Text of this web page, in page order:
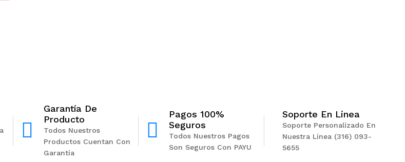
Garantía De
Producto
Todos Nuestros
Productos Cuentan Con
Garantía
Pagos 100%
Seguros
Todos Nuestros Pagos
Son Seguros Con PAYU
Soporte En Linea
Soporte Personalizado En
Nuestra Línea (316) 093-
5655